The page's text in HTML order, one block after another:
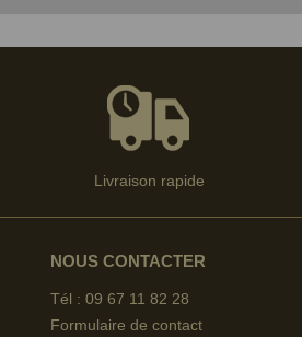
Livraison rapide
NOUS CONTACTER
Tél : 09 67 11 82 28
Formulaire de contact